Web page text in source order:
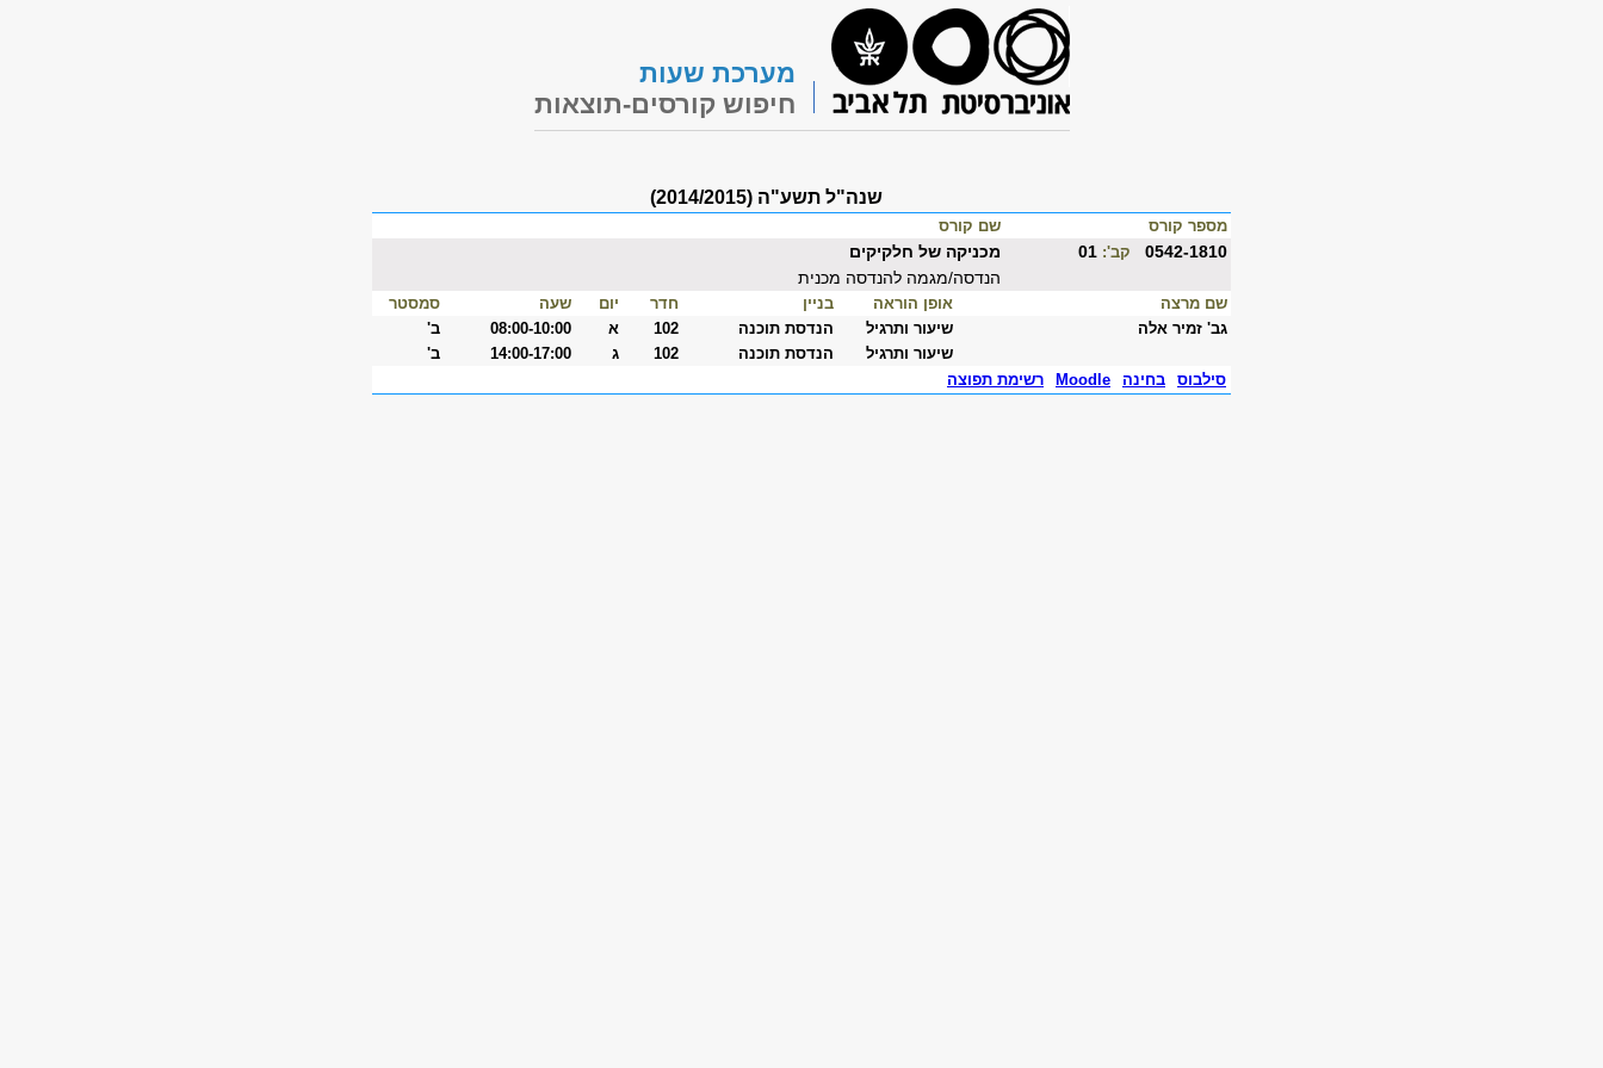
מערכת שעות
חיפוש קורסים-תוצאות
שנה"ל תשע"ה (2014/2015)
מספר קורס שם קורס
0542-1810 קב':
מכניקה של חלקיקים
הנדסה/מגמה להנדסה מכנית
שם מרצה אופן הוראה בניין חדר יום שעה
סמסטר
גב' זמיר אלה
שיעור ותרגיל הנדסת תוכנה 102 א 08:00-10:00
ב'
שיעור ותרגיל
הנדסת תוכנה 102 ג 14:00-17:00
ב'
סילבוס
בחינה Moodle רשימת תפוצה